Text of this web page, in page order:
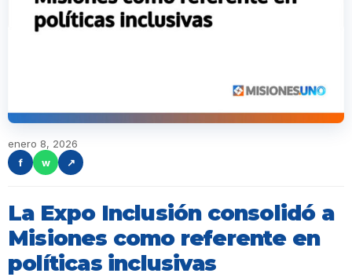
enero 8, 2026
f
w ↗
La Expo Inclusión consolidó a
Misiones como referente en
políticas inclusivas